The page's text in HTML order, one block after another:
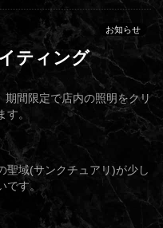
お知らせ
ティング
間限定で店内の照明をクリ
。
聖域(サンクチュアリ)が少し
す。